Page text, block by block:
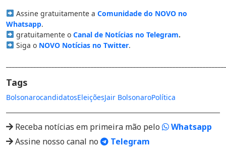
Assine gratuitamente a Comunidade do NOVO no
Whatsapp.
gratuitamente o Canal de Notícias no Telegram.
Siga o NOVO Notícias no Twitter.
Tags
BolsonarocandidatosEleiçõesJair BolsonaroPolítica
Receba notícias em primeira mão pelo
Whatsapp
Assine nosso canal no
Telegram